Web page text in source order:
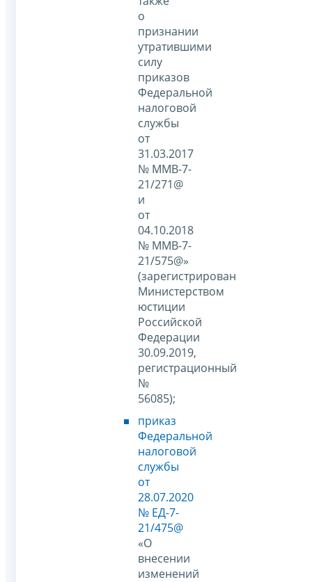
о
признании
утратившими
силу
приказов
Федеральной
налоговой
службы
от
31.03.2017
№ ММВ-7-
21/271@
и
от
04.10.2018
№ ММВ-7-
21/575@»
(зарегистрирован
Министерством
юстиции
Российской
Федерации
30.09.2019,
регистрационный
№
56085);
приказ
Федеральной
налоговой
службы
от
28.07.2020
№ ЕД-7-
21/475@
«О
внесении
изменений